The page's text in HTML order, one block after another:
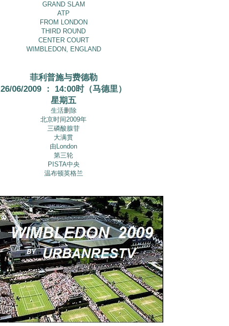
GRAND SLAM
ATP
FROM LONDON
THIRD ROUND
CENTER COURT
WIMBLEDON, ENGLAND
菲利普施与费德勒
26/06/2009 ： 14:00时（马德里）
星期五
生活删除
北京时间2009年
三磷酸腺苷
大满贯
由London
第三轮
PISTA中央
温布顿英格兰